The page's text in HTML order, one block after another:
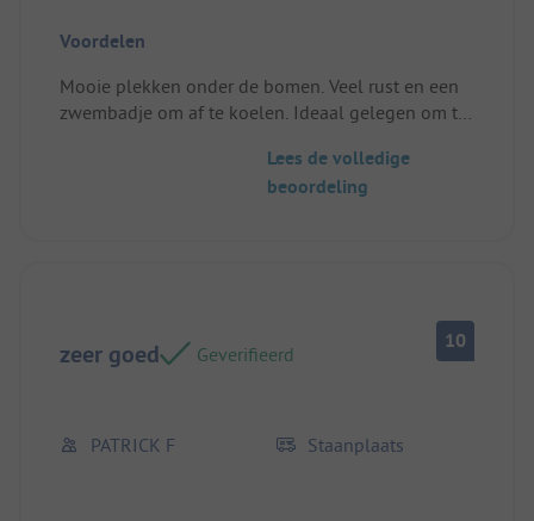
Voordelen
Mooie plekken onder de bomen. Veel rust en een
zwembadje om af te koelen. Ideaal gelegen om te
Standplaats/Huuraccommodatie: Prima plek
Lees de volledige
beoordeling
zeer goed Geverifieerd
10
PATRICK F Staanplaats